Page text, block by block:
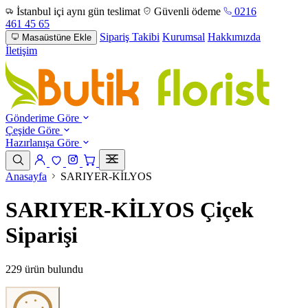
İstanbul içi aynı gün teslimat Güvenli ödeme
0216
461 45 65
Masaüstüne Ekle Sipariş Takibi Kurumsal Hakkımızda
İletişim
Gönderime Göre
Çeşide Göre
Hazırlanışa Göre
Anasayfa SARIYER-KİLYOS
SARIYER-KİLYOS Çiçek
Siparişi
229 ürün bulundu